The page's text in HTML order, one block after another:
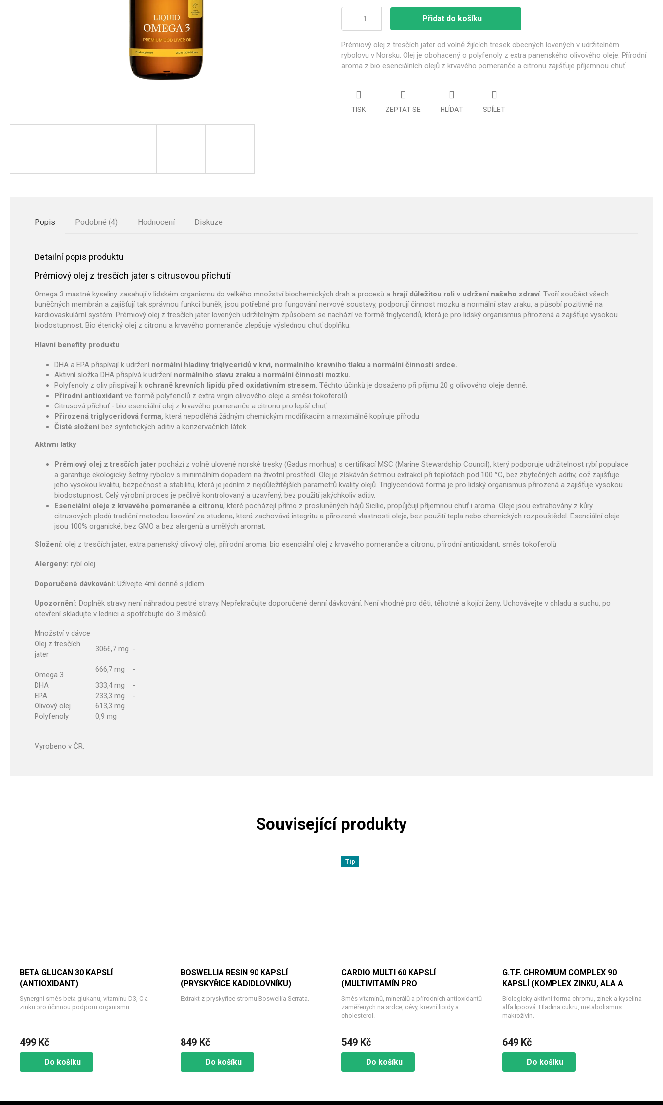
Přidat do košíku
Prémiový olej z tresčích jater od volně žijících tresek obecných lovených v udržitelném
rybolovu v Norsku. Olej je obohacený o polyfenoly z extra panenského olivového oleje. Přírodní
aroma z bio esenciálních olejů z krvavého pomeranče a citronu zajišťuje příjemnou chuť.
TISK ZEPTAT SE HLÍDAT SDÍLET
Popis Podobné (4) Hodnocení Diskuze
Detailní popis produktu
Prémiový olej z tresčích jater s citrusovou příchutí
Omega 3 mastné kyseliny zasahují v lidském organismu do velkého množství biochemických drah a procesů a hrají důležitou roli v udržení našeho zdraví. Tvoří součást všech
buněčných membrán a zajišťují tak správnou funkci buněk, jsou potřebné pro fungování nervové soustavy, podporují činnost mozku a normální stav zraku, a působí pozitivně na
kardiovaskulární systém. Prémiový olej z tresčích jater lovených udržitelným způsobem se nachází ve formě triglyceridů, která je pro lidský organismus přirozená a zajišťuje vysokou
biodostupnost. Bio éterický olej z citronu a krvavého pomeranče zlepšuje výslednou chuť doplňku.
Hlavní benefity produktu
DHA a EPA přispívají k udržení normální hladiny triglyceridů v krvi, normálního krevního tlaku a normální činnosti srdce.
Aktivní složka DHA přispívá k udržení normálního stavu zraku a normální činnosti mozku.
Polyfenoly z oliv přispívají k ochraně krevních lipidů před oxidativním stresem. Těchto účinků je dosaženo při příjmu 20 g olivového oleje denně.
Přírodní antioxidant ve formě polyfenolů z extra virgin olivového oleje a směsi tokoferolů
Citrusová příchuť - bio esenciální olej z krvavého pomeranče a citronu pro lepší chuť
Přirozená triglyceridová forma, která nepodléhá žádným chemickým modifikacím a maximálně kopíruje přírodu
Čisté složeníbez syntetických aditiv a konzervačních látek
Aktivní látky
Prémiový olej z tresčích jater pochází z volně ulovené norské tresky (Gadus morhua) s certifikací MSC (Marine Stewardship Council), který podporuje udržitelnost rybí populace
a garantuje ekologicky šetrný rybolov s minimálním dopadem na životní prostředí. Olej je získáván šetrnou extrakcí při teplotách pod 100 °C, bez zbytečných aditiv, což zajišťuje
jeho vysokou kvalitu, bezpečnost a stabilitu, která je jedním z nejdůležitějších parametrů kvality olejů. Triglyceridová forma je pro lidský organismus přirozená a zajišťuje vysokou
biodostupnost. Celý výrobní proces je pečlivě kontrolovaný a uzavřený, bez použití jakýchkoliv aditiv.
Esenciální oleje z krvavého pomeranče a citronu, které pocházejí přímo z prosluněných hájů Sicílie, propůjčují příjemnou chuť i aroma. Oleje jsou extrahovány z kůry
citrusových plodů tradiční metodou lisování za studena, která zachovává integritu a přirozené vlastnosti oleje, bez použití tepla nebo chemických rozpouštědel. Esenciální oleje
jsou 100% organické, bez GMO a bez alergenů a umělých aromat.
Složení: olej z tresčích jater, extra panenský olivový olej, přírodní aroma: bio esenciální olej z krvavého pomeranče a citronu, přírodní antioxidant: směs tokoferolů
Alergeny: rybí olej
Doporučené dávkování: Užívejte 4ml denně s jídlem.
Upozornění: Doplněk stravy není náhradou pestré stravy. Nepřekračujte doporučené denní dávkování. Není vhodné pro děti, těhotné a kojící ženy. Uchovávejte v chladu a suchu, po
otevření skladujte v lednici a spotřebujte do 3 měsíců.
Množství v dávce
Olej z tresčích
jater
3066,7 mg -
Omega 3
666,7 mg
-
DHA
333,4 mg
-
EPA
233,3 mg
-
Olivový olej
613,3 mg
Polyfenoly
0,9 mg
Vyrobeno v ČR.
Související produkty
BETA GLUCAN 30 KAPSLÍ
(ANTIOXIDANT)
Synergní směs beta glukanu, vitamínu D3, C a
zinku pro účinnou podporu organismu.
499 Kč
Do košíku
BOSWELLIA RESIN 90 KAPSLÍ
(PRYSKYŘICE KADIDLOVNÍKU)
Extrakt z pryskyřice stromu Boswellia Serrata.
849 Kč
Do košíku
Tip
CARDIO MULTI 60 KAPSLÍ
(MULTIVITAMÍN PRO
KARDIOVASKULÁRNÍ SYSTÉM)
Směs vitamínů, minerálů a přírodních antioxidantů
zaměřených na srdce, cévy, krevní lipidy a
cholesterol.
549 Kč
Do košíku
G.T.F. CHROMIUM COMPLEX 90
KAPSLÍ (KOMPLEX ZINKU, ALA A
CHROMU)
Biologicky aktivní forma chromu, zinek a kyselina
alfa lipoová. Hladina cukru, metabolismus
makroživin.
649 Kč
Do košíku